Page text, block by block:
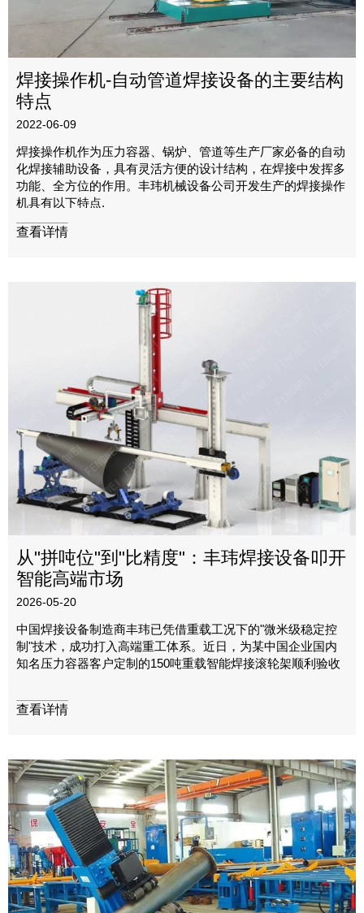
焊接操作机-自动管道焊接设备的主要结构
特点
2022-06-09
焊接操作机作为压力容器、锅炉、管道等生产厂家必备的自动
化焊接辅助设备，具有灵活方便的设计结构，在焊接中发挥多
功能、全方位的作用。丰玮机械设备公司开发生产的焊接操作
机具有以下特点.
查看详情
从"拼吨位"到"比精度"：丰玮焊接设备叩开
智能高端市场
2026-05-20
中国焊接设备制造商丰玮已凭借重载工况下的"微米级稳定控
制"技术，成功打入高端重工体系。近日，为某中国企业国内
知名压力容器客户定制的150吨重载智能焊接滚轮架顺利验收
查看详情